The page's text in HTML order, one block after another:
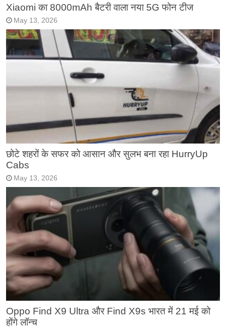
Xiaomi का 8000mAh बैटरी वाला नया 5G फोन टीज
May 13, 2026
छोटे शहरों के सफर को आसान और सुलभ बना रहा HurryUp
Cabs
May 13, 2026
Oppo Find X9 Ultra और Find X9s भारत में 21 मई को
होंगे लॉन्च